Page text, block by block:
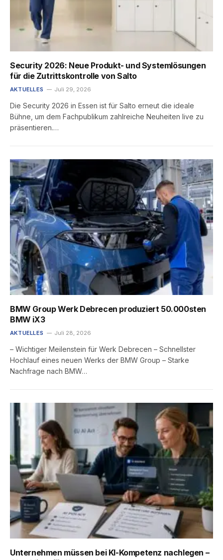
Security 2026: Neue Produkt- und Systemlösungen
für die Zutrittskontrolle von Salto
AKTUELLES Juli 29, 2026
Die Security 2026 in Essen ist für Salto erneut die ideale
Bühne, um dem Fachpublikum zahlreiche Neuheiten live zu
präsentieren.…
BMW Group Werk Debrecen produziert 50.000sten
BMW iX3
AKTUELLES Juli 28, 2026
– Wichtiger Meilenstein für Werk Debrecen – Schnellster
Hochlauf eines neuen Werks der BMW Group – Starke
Nachfrage nach BMW…
Unternehmen müssen bei KI-Kompetenz nachlegen –